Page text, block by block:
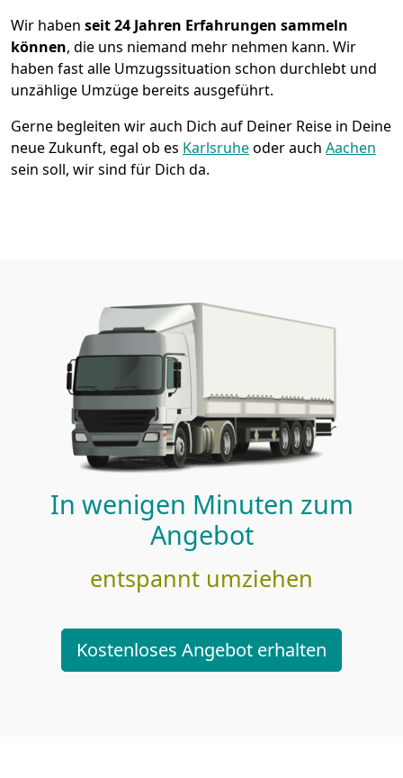
Wir haben seit24 Jahren Erfahrungen sammeln
können, die uns niemand mehr nehmen kann. Wir
haben fast alle Umzugssituation schon durchlebt und
unzählige Umzüge bereits ausgeführt.
Gerne begleiten wir auch Dich auf Deiner Reise in Deine
neue Zukunft, egal ob es Karlsruheoder auch Aachen
sein soll, wir sind für Dich da.
In wenigen Minuten zum
Angebot
entspannt umziehen
Kostenloses Angebot erhalten